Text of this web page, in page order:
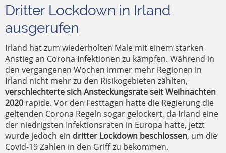
Dritter Lockdown in Irland
ausgerufen
Irland hat zum wiederholten Male mit einem starken
Anstieg an Corona Infektionen zu kämpfen. Während in
den vergangenen Wochen immer mehr Regionen in
Irland nicht mehr zu den Risikogebieten zählten,
verschlechterte sich Ansteckungsrate seit Weihnachten
2020 rapide. Vor den Festtagen hatte die Regierung die
geltenden Corona Regeln sogar gelockert, da Irland eine
der niedrigsten Infektionsraten in Europa hatte, jetzt
wurde jedoch ein dritter Lockdown beschlossen, um die
Covid-19 Zahlen in den Griff zu bekommen.